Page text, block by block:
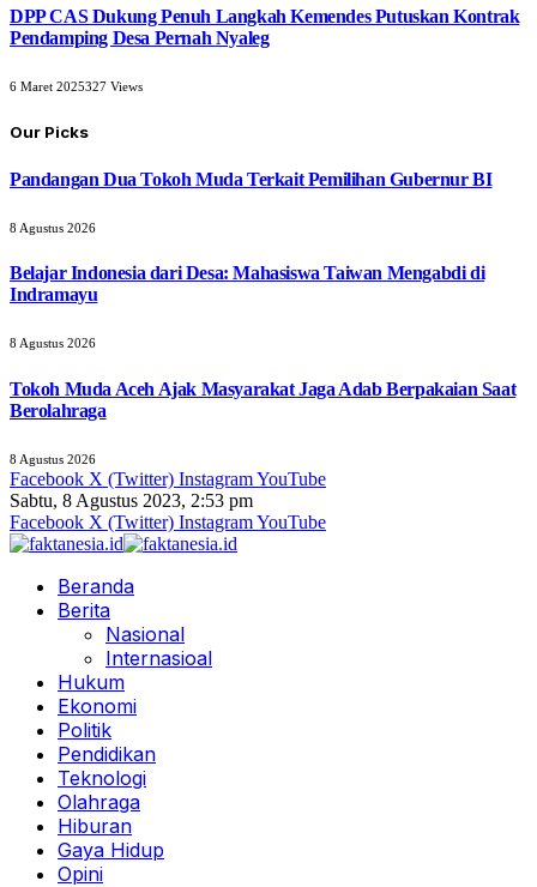
DPP CAS Dukung Penuh Langkah Kemendes Putuskan Kontrak
Pendamping Desa Pernah Nyaleg
6 Maret 2025327 Views
Our Picks
Pandangan Dua Tokoh Muda Terkait Pemilihan Gubernur BI
8 Agustus 2026
Belajar Indonesia dari Desa: Mahasiswa Taiwan Mengabdi di
Indramayu
8 Agustus 2026
Tokoh Muda Aceh Ajak Masyarakat Jaga Adab Berpakaian Saat
Berolahraga
8 Agustus 2026
Facebook X (Twitter) InstagramYouTube
Sabtu, 8 Agustus 2023, 2:53 pm
Facebook X (Twitter) InstagramYouTube
Beranda
Berita
Nasional
Internasioal
Hukum
Ekonomi
Politik
Pendidikan
Teknologi
Olahraga
Hiburan
Gaya Hidup
Opini